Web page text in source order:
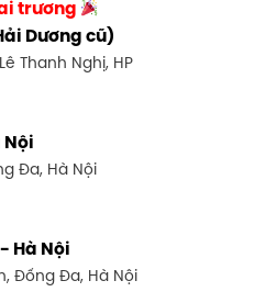
Dương
An, Bình Dương
Nai
TP. Biên Hòa, Đồng Nai
Bình, TP Vinh, Nghệ An
trương
Dương cũ)
Thanh Nghị, HP
Nội
Đa, Hà Nội
Hà Nội
Đống Đa, Hà Nội